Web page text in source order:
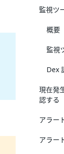
監視ツ
概要
監視
Dex
現在発
認する
アラー
アラー